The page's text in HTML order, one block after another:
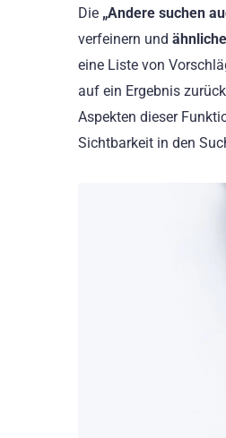
Die „Andere suchen
verfeinern und
eine Liste von
auf ein Ergebnis
Aspekten dieser
Sichtbarkeit in den